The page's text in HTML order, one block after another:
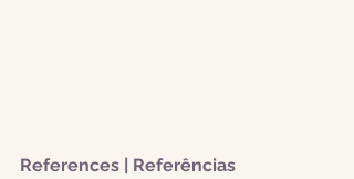
References | Referências